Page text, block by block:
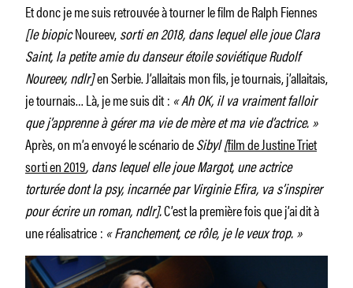
Et donc je me suis retrouvée à tourner le film de Ralph Fiennes
[le biopicNoureev,sorti en 2018, dans lequel elle joue Clara
Saint, la petite amie du danseur étoile soviétique Rudolf
Noureev, ndlr]en Serbie. J’allaitais mon fils, je tournais, j’allaitais,
je tournais… Là, je me suis dit : « Ah OK, il va vraiment falloir
que j’apprenne à gérer ma vie de mère et ma vie d’actrice. »
Après, on m’a envoyé le scénario deSibyl [film de Justine Triet
sorti en 2019, dans lequel elle joue Margot, une actrice
torturée dont la psy, incarnée par Virginie Efira, va s’inspirer
pour écrire un roman, ndlr].C’est la première fois que j’ai dit à
une réalisatrice : « Franchement, ce rôle, je le veux trop. »